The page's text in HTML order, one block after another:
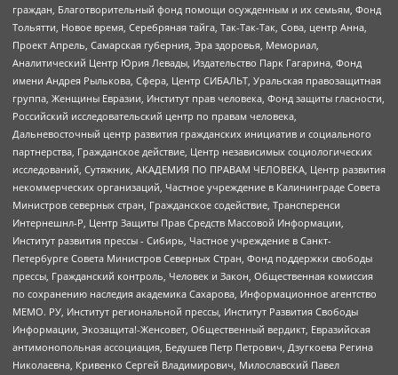
граждан, Благотворительный фонд помощи осужденным и их семьям, Фонд
Тольятти, Новое время, Серебряная тайга, Так-Так-Так, Сова, центр Анна,
Проект Апрель, Самарская губерния, Эра здоровья, Мемориал,
Аналитический Центр Юрия Левады, Издательство Парк Гагарина, Фонд
имени Андрея Рылькова, Сфера, Центр СИБАЛЬТ, Уральская правозащитная
группа, Женщины Евразии, Институт прав человека, Фонд защиты гласности,
Российский исследовательский центр по правам человека,
Дальневосточный центр развития гражданских инициатив и социального
партнерства, Гражданское действие, Центр независимых социологических
исследований, Сутяжник, АКАДЕМИЯ ПО ПРАВАМ ЧЕЛОВЕКА, Центр развития
некоммерческих организаций, Частное учреждение в Калининграде Совета
Министров северных стран, Гражданское содействие, Трансперенси
Интернешнл-Р, Центр Защиты Прав Средств Массовой Информации,
Институт развития прессы - Сибирь, Частное учреждение в Санкт-
Петербурге Совета Министров Северных Стран, Фонд поддержки свободы
прессы, Гражданский контроль, Человек и Закон, Общественная комиссия
по сохранению наследия академика Сахарова, Информационное агентство
МЕМО. РУ, Институт региональной прессы, Институт Развития Свободы
Информации, Экозащита!-Женсовет, Общественный вердикт, Евразийская
антимонопольная ассоциация, Бедушев Петр Петрович, Дзугкоева Регина
Николаевна, Кривенко Сергей Владимирович, Милославский Павел